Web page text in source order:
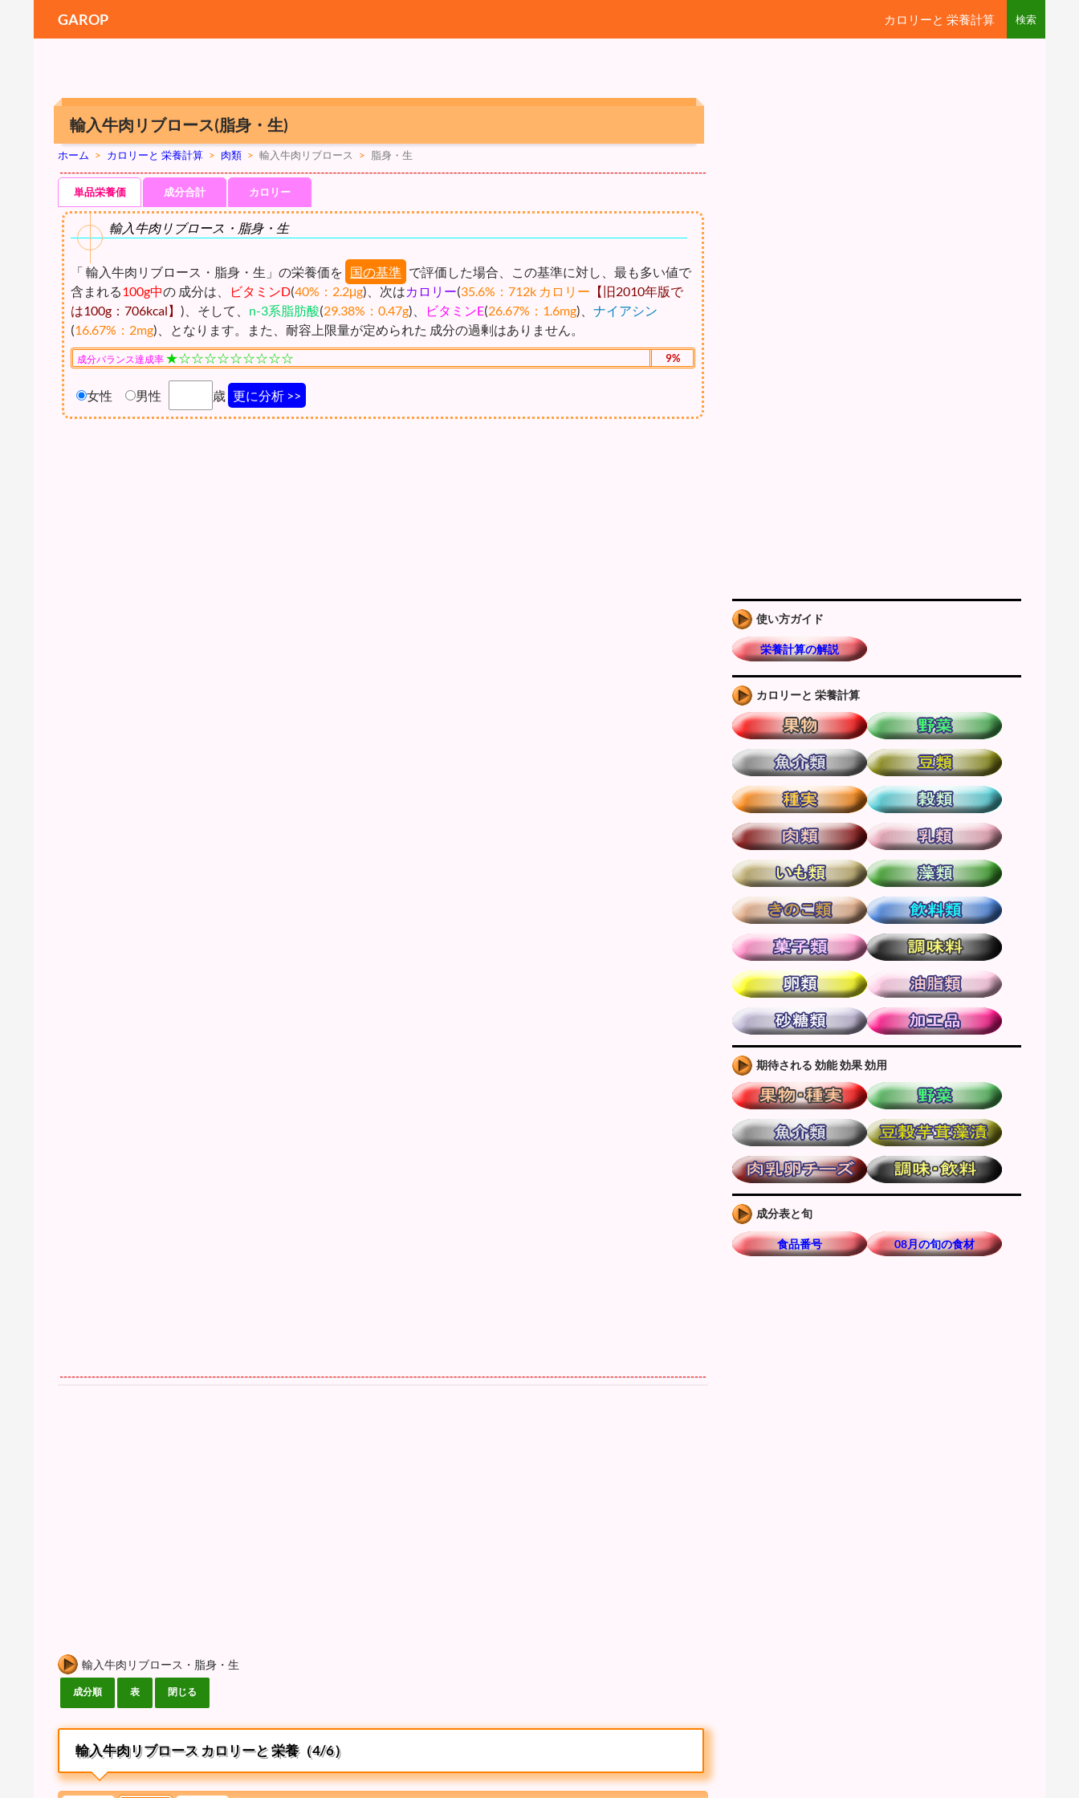
GAROP カロリーと 栄養計算
輸入牛肉リブロース(脂身・生)
ホーム > カロリーと 栄養計算 > 肉類 > 輸入牛肉リブロース > 脂身・生
単品栄養価 成分合計 カロリー
輸入牛肉リブロース・脂身・生
「 輸入牛肉リブロース・脂身・生」の栄養価を 国の基準 で評価した場合、この基準に対し、最も多い値で
含まれる100g中の 成分は、 ビタミンD(40%：2.2μg)、次はカロリー(35.6%：712k カロリー 【旧2010年版で
は100g：706kcal】 )、そして、 n-3系脂肪酸(29.38%：0.47g)、 ビタミンE(26.67%：1.6mg)、 ナイアシン
(16.67%：2mg)、となります。また、耐容上限量が定められた 成分の過剰はありません。
成分バランス達成率 ★☆☆☆☆☆☆☆☆☆ 9%
女性 男性 歳 更に分析 >>
輸入牛肉リブロース・脂身・生
輸入牛肉リブロース カロリーと 栄養（4/6）
使い方ガイド
栄養計算の解説
カロリーと 栄養計算
期待される 効能 効果 効用
成分表と旬
食品番号 08月の旬の食材